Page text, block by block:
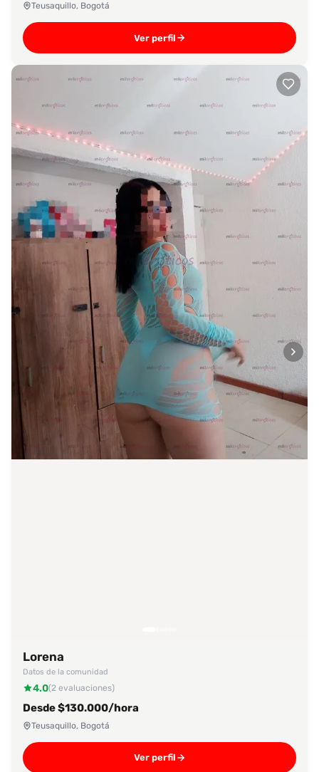
Teusaquillo, Bogotá
Ver perfil
Lorena
Datos de la comunidad
4.0(2 evaluaciones)
Desde $130.000/hora
Teusaquillo, Bogotá
Ver perfil